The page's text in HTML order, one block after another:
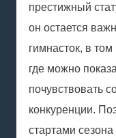
престижный
он остается
гимнасток, в
где можно
почувствовать
конкуренции.
стартами